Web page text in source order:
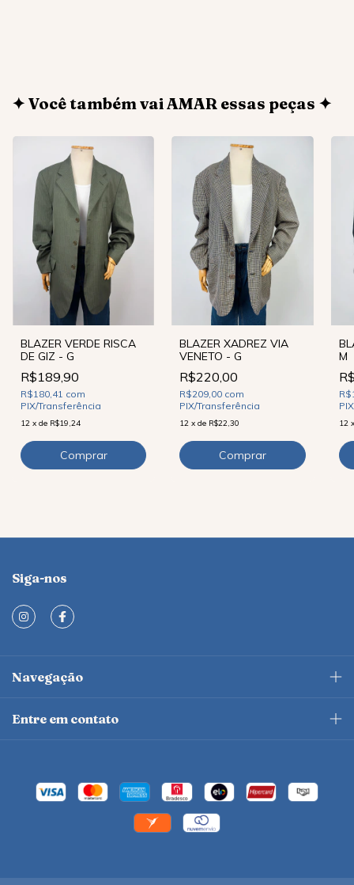
✦ Você também vai AMAR essas peças ✦
BLAZER VERDE RISCA
DE GIZ - G
R$189,90
R$180,41 com
PIX/Transferência
12 x de R$19,24
BLAZER XADREZ VIA
VENETO - G
R$220,00
R$209,00 com
PIX/Transferência
12 xde R$22,30
M
12
Siga-nos
Navegação
Entre em contato